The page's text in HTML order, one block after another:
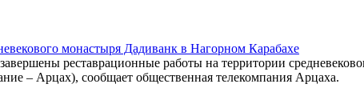
монастыря Дадиванк в Нагорном Карабахе
реставрационные работы на территории
– Арцах), сообщает общественная телекомпания Арцаха.